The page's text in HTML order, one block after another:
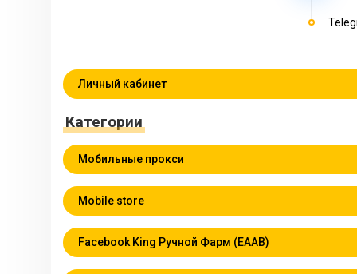
Личный кабинет
Категории
Мобильные прокси
Mobile store
Facebook King Ручной Фарм (EAAB)